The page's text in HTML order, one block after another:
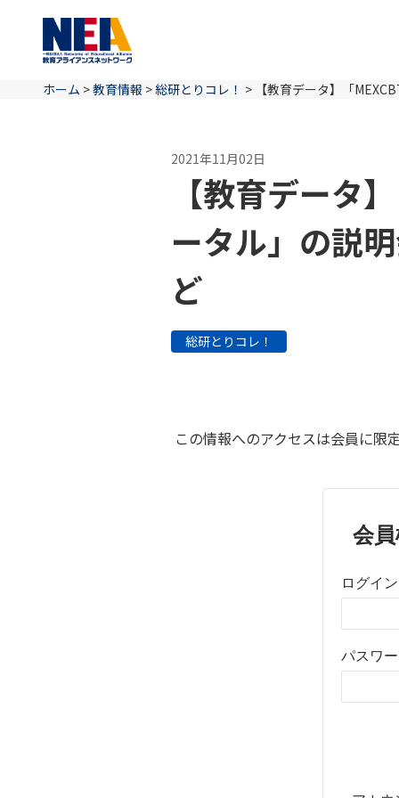
ホーム >教育情報 >総研とりコレ！ > 【教育データ】「
2021年11月02日
【教育データ
ータル」の説
ど
総研とりコレ！
この情報へのアクセスは会員に限
会
ログイ
パスワ